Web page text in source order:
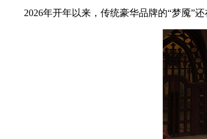
2026年开年以来，传统豪华品牌的“梦魇”还